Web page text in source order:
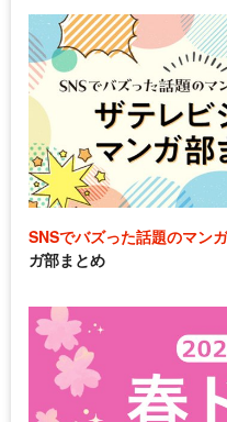
SNSでバズった話題のマン
ガ部まとめ